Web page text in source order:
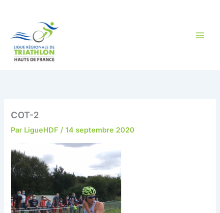
COT-2
Par LigueHDF/14 septembre 2020